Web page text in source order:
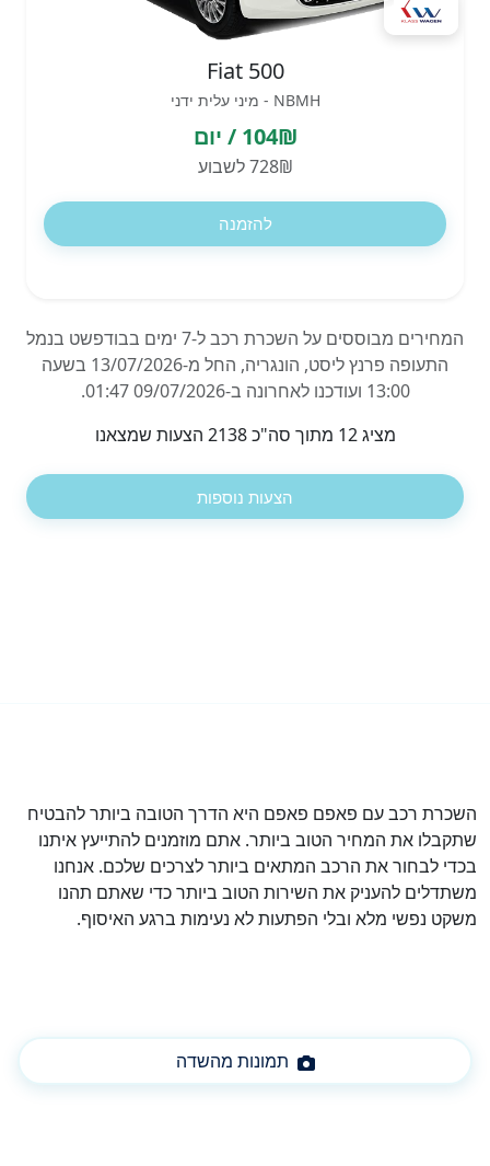
Fiat 500
NBMH - מיני עלית ידני
104₪ / יום
728₪ לשבוע
להזמנה
המחירים מבוססים על השכרת רכב ל-7 ימים בבודפשט בנמל
התעופה פרנץ ליסט, הונגריה, החל מ-13/07/2026 בשעה
13:00 ועודכנו לאחרונה ב-09/07/2026 01:47.
מציג 12 מתוך סה"כ 2138 הצעות שמצאנו
הצעות נוספות
השכרת רכב עם פאפם פאפם היא הדרך הטובה ביותר להבטיח
שתקבלו את המחיר הטוב ביותר. אתם מוזמנים להתייעץ איתנו
בכדי לבחור את הרכב המתאים ביותר לצרכים שלכם. אנחנו
משתדלים להעניק את השירות הטוב ביותר כדי שאתם תהנו
משקט נפשי מלא ובלי הפתעות לא נעימות ברגע האיסוף.
תמונות מהשדה